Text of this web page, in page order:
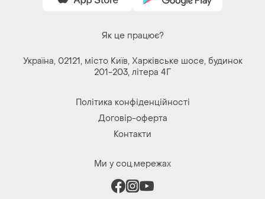
Політика конфіденційності
Контакти
© 2026Shafa.ua